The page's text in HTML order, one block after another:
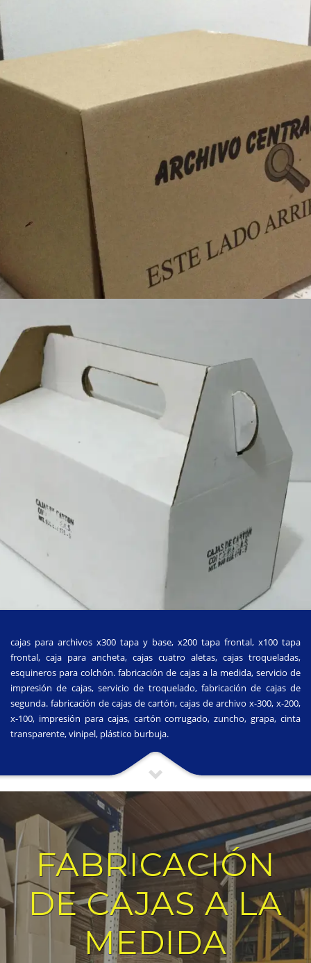
cajas para archivos x300 tapa y base, x200 tapa frontal, x100 tapa
frontal, caja para ancheta, cajas cuatro aletas, cajas troqueladas,
esquineros para colchón. fabricación de cajas a la medida, servicio de
impresión de cajas, servicio de troquelado, fabricación de cajas de
segunda. fabricación de cajas de cartón, cajas de archivo x-300, x-200,
x-100, impresión para cajas, cartón corrugado, zuncho, grapa, cinta
transparente, vinipel, plástico burbuja.
FABRICACIÓN
DE CAJAS A LA
MEDIDA